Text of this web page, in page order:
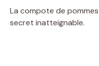
La compote de
secret inatteignable.